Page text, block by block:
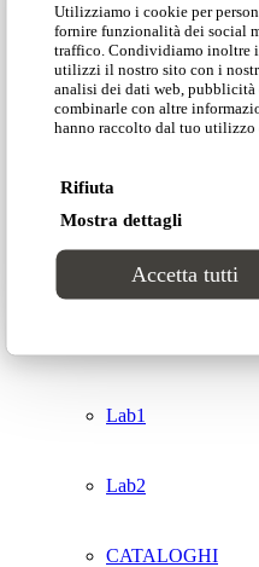
Utilizziamo i cookie per
fornire funzionalità dei social
traffico. Condividiamo inoltre
utilizzi il nostro sito con i
analisi dei dati web,
combinarle con altre
hanno raccolto dal tuo utilizzo
Rifiuta
Mostra dettagli
Accetta tutti
Groove
Tracks
Sweet dreams
Lab1
Lab2
CATALOGHI
Domingo Salotti S.r.l.
61121 Pesaro (PU) Italia
© Domingo | P. IVA
Privacy Policy